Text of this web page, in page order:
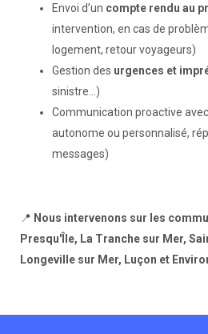
Envoi d’un compte rendu au
intervention, en cas de
logement, retour voyageurs)
Gestion des urgences et
sinistre…)
Communication proactive
autonome ou personnalisé,
messages)
📍 Nous intervenons sur les
Presqu'Île, La Tranche sur Mer,
Longeville sur Mer, Luçon et